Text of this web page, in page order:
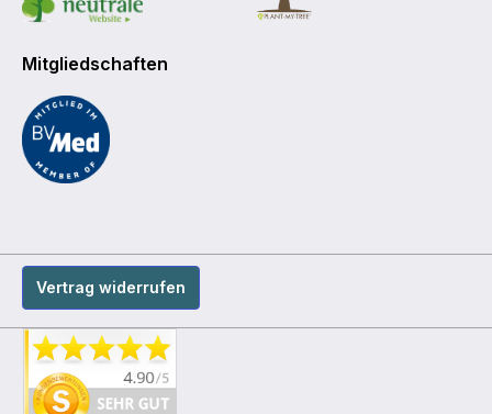
Mitgliedschaften
Vertrag widerrufen